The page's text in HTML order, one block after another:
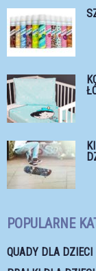
POPULARNE
QUADY DLA DZIECI